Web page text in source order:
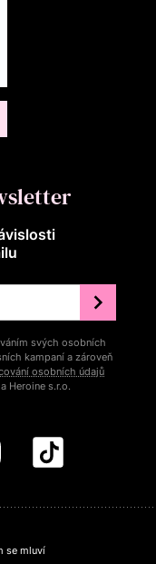
svých osobních
kampaní a zároveň
osobních údajů
Heroine s.r.o.
se mluví